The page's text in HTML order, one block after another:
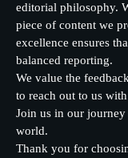
editorial philosophy.
piece of content we
excellence ensures
balanced reporting.
We value the
to reach out to us
Join us in our
world.
Thank you for